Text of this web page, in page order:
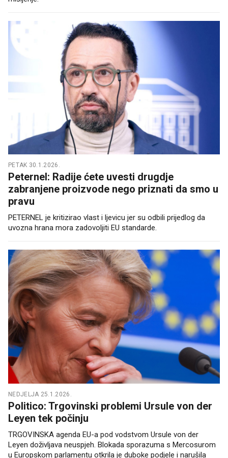
PETAK 30.1.2026.
Peternel: Radije ćete uvesti drugdje
zabranjene proizvode nego priznati da smo u
pravu
PETERNEL je kritizirao vlast i ljevicu jer su odbili prijedlog da
uvozna hrana mora zadovoljiti EU standarde.
NEDJELJA 25.1.2026.
Politico: Trgovinski problemi Ursule von der
Leyen tek počinju
TRGOVINSKA agenda EU-a pod vodstvom Ursule von der
Leyen doživljava neuspjeh. Blokada sporazuma s Mercosurom
u Europskom parlamentu otkrila je duboke podjele i narušila